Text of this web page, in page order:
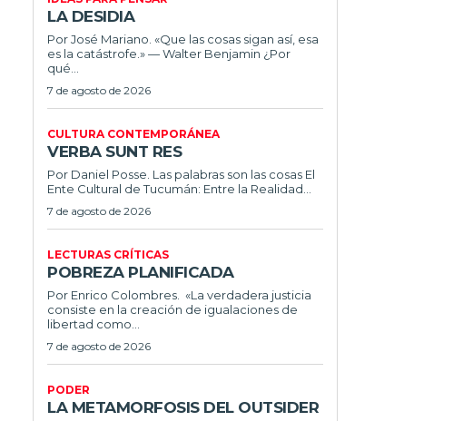
LA DESIDIA
Por José Mariano. «Que las cosas sigan así, esa
es la catástrofe.» — Walter Benjamin ¿Por
qué...
7 de agosto de 2026
CULTURA CONTEMPORÁNEA
VERBA SUNT RES
Por Daniel Posse. Las palabras son las cosas El
Ente Cultural de Tucumán: Entre la Realidad...
7 de agosto de 2026
LECTURAS CRÍTICAS
POBREZA PLANIFICADA
Por Enrico Colombres. «La verdadera justicia
consiste en la creación de igualaciones de
libertad como...
7 de agosto de 2026
PODER
LA METAMORFOSIS DEL OUTSIDER